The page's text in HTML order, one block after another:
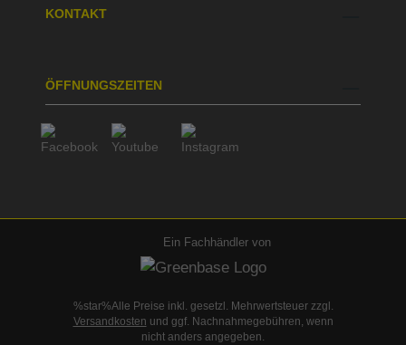
KONTAKT
ÖFFNUNGSZEITEN
Ein Fachhändler von
%star%Alle Preise inkl. gesetzl. Mehrwertsteuer zzgl.
Versandkosten und ggf. Nachnahmegebühren, wenn
nicht anders angegeben.